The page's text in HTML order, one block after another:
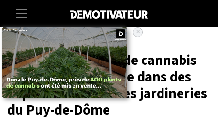
Accueil Societe
Près de 400 plants de cannabis
ont été mis en vente dans des
supermarchés et des jardineries
du Puy-de-Dôme
×